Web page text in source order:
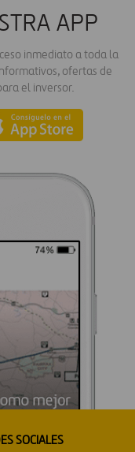
APP
inmediato a toda la
ofertas de
el inversor.
SOCIALES